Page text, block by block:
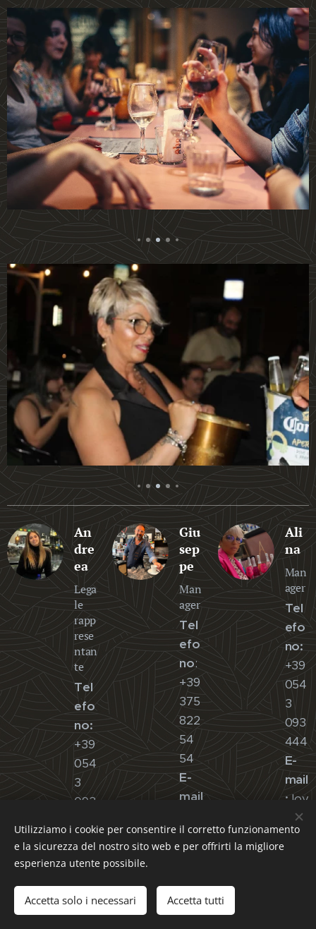
An
dre
ea
Lega
le
rapp
rese
ntan
te
Tel
efo
no:
+39
054
3
093
E-
mail
eca
fe18
Giu
sep
pe
Man
ager
Tel
efo
no:
+39
375
822
54
54
E-
mail
love
caf
Ali
na
Man
ager
Tel
efo
no:
+39
054
3
093
444
E-
mail
: lov
eca
fe18
Crea il tuo sito web gratis! Inizia
Utilizziamo i cookie per consentire il corretto funzionamento
e la sicurezza del nostro sito web e per offrirti la migliore
esperienza utente possibile.
Accetta solo i necessari Accetta tutti